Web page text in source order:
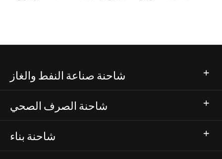
شاحنة صناعة النفط والغاز
شاحنة الصرف الصحي
شاحنة بناء